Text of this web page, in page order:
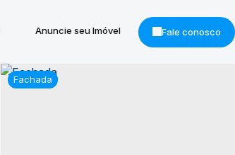
Anuncie seu Imóvel Fale conosco
Fachada